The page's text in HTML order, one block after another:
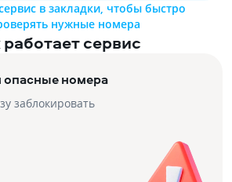
в закладки, чтобы быстро
нужные номера
работает сервис
опасные номера
заблокировать